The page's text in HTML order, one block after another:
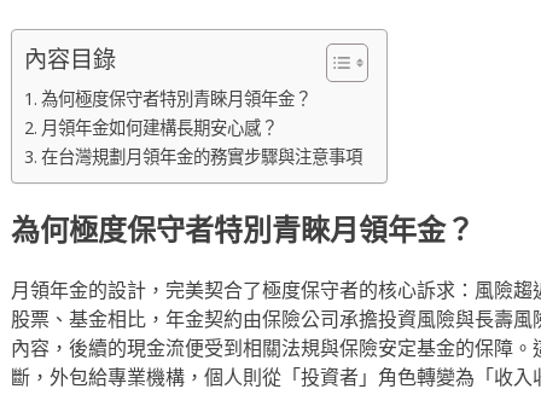
內容目錄
為何極度保守者特別青睞月領年金？
月領年金如何建構長期安心感？
在台灣規劃月領年金的務實步驟與注意事項
為何極度保守者特別青睞月領年金？
月領年金的設計，完美契合了極度保守者的核心訴求：風險
股票、基金相比，年金契約由保險公司承擔投資風險與長壽
內容，後續的現金流便受到相關法規與保險安定基金的保障
斷，外包給專業機構，個人則從「投資者」角色轉變為「收